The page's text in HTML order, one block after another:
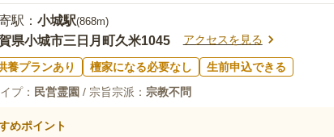
駅： 小城駅(868m)
県小城市三日月町久米1045 アクセスを見る
養プランあり 檀家になる必要なし
生前申込できる
プ： 民営霊園 / 宗旨宗派： 宗教不問
めポイント